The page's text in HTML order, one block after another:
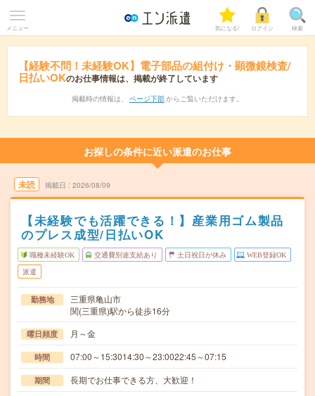
メニュー 気になる! ログイン 検索
【経験不問！未経験OK】電子部品の組付け・顕微鏡検査/
日払いOKのお仕事情報は、掲載が終了しています
掲載時の情報は、 ページ下部 からご覧いただけます。
お探しの条件に近い派遣のお仕事
未読 掲載日 2026/08/09
【未経験でも活躍できる！】産業用ゴム製品
のプレス成型/日払いOK
職種未経験OK 交通費別途支給あり 土日祝日が休み WEB登録OK
派遣
勤務地
三重県亀山市
関(三重県)駅から徒歩16分
曜日頻度 月～金
時間 07:00～15:3014:30～23:0022:45～07:15
期間 長期でお仕事できる方、大歓迎！